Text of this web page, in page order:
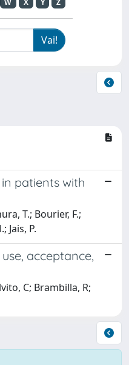
W X Y Z
patients with
T.; Bourier, F.;
Jais, P.
acceptance,
C; Brambilla, R;